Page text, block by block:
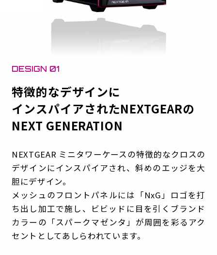
DESIGN 01
特徴的なデザインに
インスパイアされたNEXTGEARの
NEXT GENERATION
NEXTGEAR ミニタワーケースの特徴的なクロスの
デザインにインスパイアされ、斜めのエッジを大
胆にデザイン。
メッシュのフロントパネルには「NxG」ロゴを打
ち出し加工で施し、ビビッドに目を引くブランド
カラーの「スパークマゼンタ」が周囲を彩るアク
セントとしてあしらわれています。